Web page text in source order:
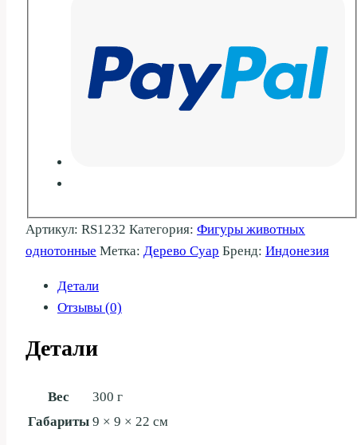
Артикул: RS1232 Категория: Фигуры животных
однотонные Метка: Дерево Суар Бренд: Индонезия
Детали
Отзывы (0)
Детали
Вес
300 г
Габариты 9 × 9 × 22 см